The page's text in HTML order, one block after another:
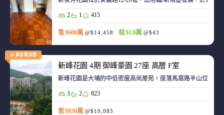
2 1 415
售 $600萬 @$14,458 租 $1.8萬 @$43
黃金置頂盤
新峰花園 4期 御峰豪園 27座 高層 F室
新峰花園是大埔的中低密度高尚屋苑，座落馬窩路半山位置
3 2 823
售 $830萬 @$10,085